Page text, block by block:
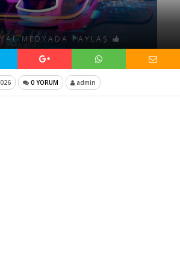
MEDYADA PAYLAŞ
0 YORUM admin